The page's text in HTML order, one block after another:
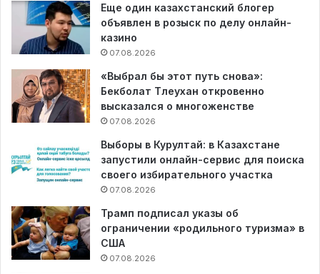
Еще один казахстанский блогер
объявлен в розыск по делу онлайн-
казино
07.08.2026
«Выбрал бы этот путь снова»:
Бекболат Тлеухан откровенно
высказался о многоженстве
07.08.2026
Выборы в Курултай: в Казахстане
запустили онлайн-сервис для поиска
своего избирательного участка
07.08.2026
Трамп подписал указы об
ограничении «родильного туризма» в
США
07.08.2026